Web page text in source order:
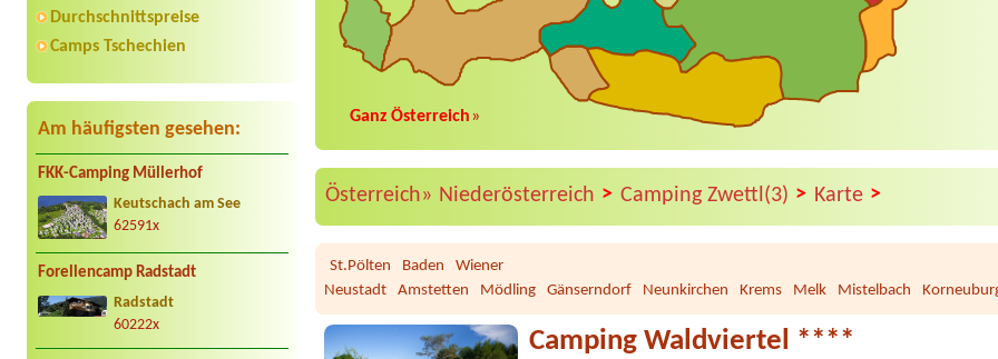
Durchschnittspreise
Camps Tschechien
Am häufigsten gesehen:
FKK-Camping Müllerhof
Keutschach am See
62591x
Forellencamp Radstadt
Radstadt
60222x
Ganz Österreich »
Österreich» Niederösterreich > Camping Zwettl(3) > Karte >
St.Pölten Baden
Wiener
Neustadt
Amstetten Mödling Gänserndorf Neunkirchen Krems Melk Mistelbach
Camping Waldviertel ****